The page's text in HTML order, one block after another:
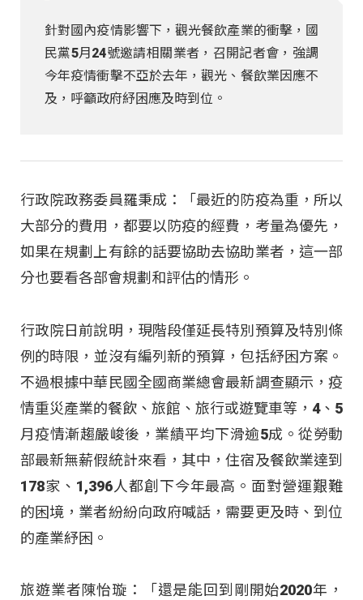
針對國內疫情影響下，觀光餐飲產業的衝擊，國
民黨5月24號邀請相關業者，召開記者會，強調
今年疫情衝擊不亞於去年，觀光、餐飲業因應不
及，呼籲政府紓困應及時到位。
行政院政務委員羅秉成：「最近的防疫為重，所以
大部分的費用，都要以防疫的經費，考量為優先，
如果在規劃上有餘的話要協助去協助業者，這一部
分也要看各部會規劃和評估的情形。
行政院日前說明，現階段僅延長特別預算及特別條
例的時限，並沒有編列新的預算，包括紓困方案。
不過根據中華民國全國商業總會最新調查顯示，疫
情重災產業的餐飲、旅館、旅行或遊覽車等，4、5
月疫情漸趨嚴峻後，業績平均下滑逾5成。從勞動
部最新無薪假統計來看，其中，住宿及餐飲業達到
178家、1,396人都創下今年最高。面對營運艱難
的困境，業者紛紛向政府喊話，需要更及時、到位
的產業紓困。
旅遊業者陳怡璇：「還是能回到剛開始2020年，